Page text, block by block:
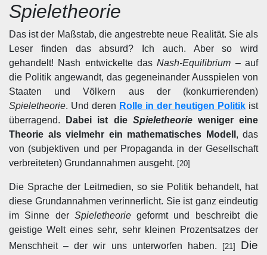
Spieletheorie
Das ist der Maßstab, die angestrebte neue Realität. Sie als
Leser finden das absurd? Ich auch. Aber so wird
gehandelt! Nash entwickelte dasNash-Equilibrium – auf
die Politik angewandt, das gegeneinander Ausspielen von
Staaten und Völkern aus der (konkurrierenden)
Spieletheorie. Und deren Rolle in der heutigen Politik ist
überragend.
Dabei ist die Spieletheorieweniger eine
Theorie als vielmehr ein mathematisches Modell , das
von (subjektiven und per Propaganda in der Gesellschaft
verbreiteten) Grundannahmen ausgeht. [20]
Die Sprache der Leitmedien, so sie Politik behandelt, hat
diese Grundannahmen verinnerlicht. Sie ist ganz eindeutig
im Sinne der Spieletheoriegeformt und beschreibt die
geistige Welt eines sehr, sehr kleinen Prozentsatzes der
Menschheit – der wir uns unterworfen haben.
[21] Die